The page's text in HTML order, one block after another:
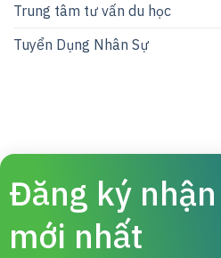
Trung tâm tư vấn du học
Tuyển Dụng Nhân Sự
Đăng ký
mới nhất